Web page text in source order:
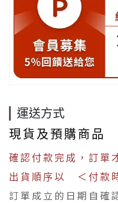
運送方式
現貨及預購商品
確認付款完成，訂單
出貨順序以 ＜付款
訂單成立的日期自確